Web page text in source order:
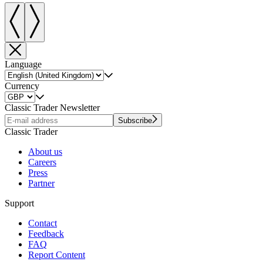
Language
Currency
Classic Trader Newsletter
Subscribe
Classic Trader
About us
Careers
Press
Partner
Support
Contact
Feedback
FAQ
Report Content